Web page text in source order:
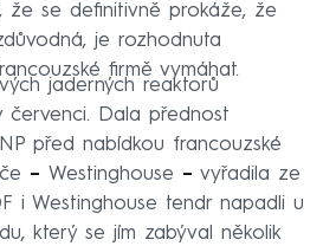
že se definitivně prokáže, že
je rozhodnuta
firmě vymáhat.
jaderných reaktorů
červenci. Dala přednost
před nabídkou francouzské
–⁠⁠⁠⁠⁠⁠ Westinghouse –⁠⁠⁠⁠⁠⁠ vyřadila ze
i Westinghouse tendr napadli u
který se jím zabýval několik